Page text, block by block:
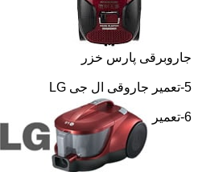
جاروبرقی پارس خزر
5-تعمیر جاروقی ال جی LG
6-تعمیر